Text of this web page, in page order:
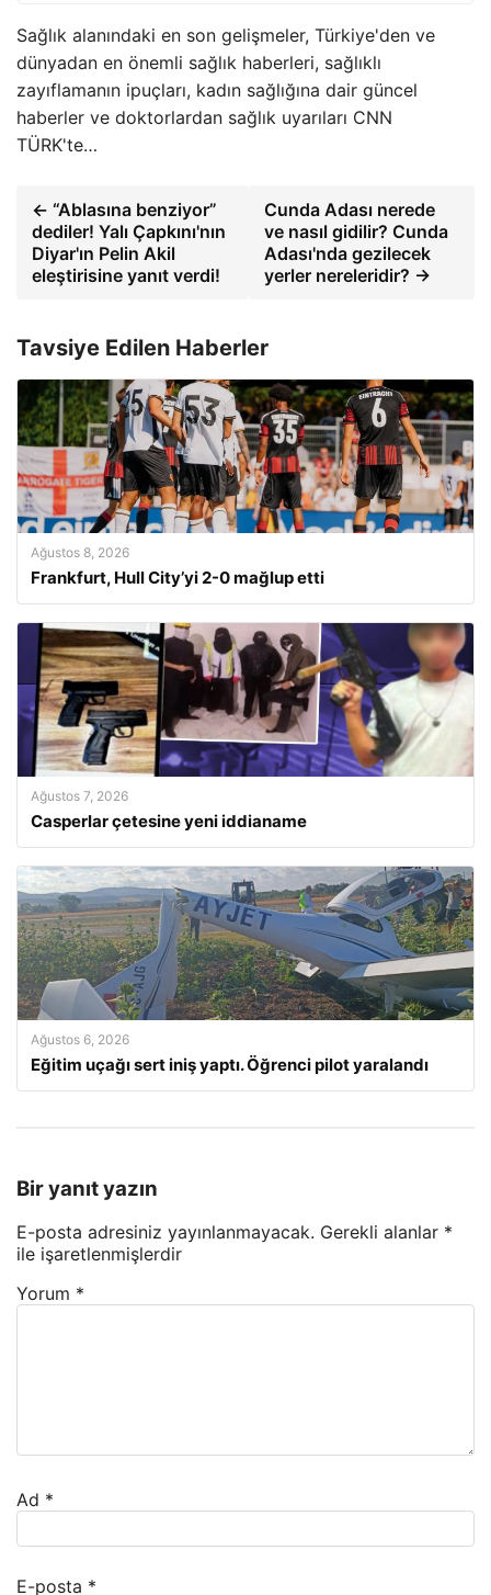
Sağlık alanındaki en son gelişmeler, Türkiye'den ve
dünyadan en önemli sağlık haberleri, sağlıklı
zayıflamanın ipuçları, kadın sağlığına dair güncel
haberler ve doktorlardan sağlık uyarıları CNN
TÜRK'te…
← “Ablasına benziyor”
dediler! Yalı Çapkını'nın
Diyar'ın Pelin Akil
eleştirisine yanıt verdi!
Cunda Adası nerede
ve nasıl gidilir? Cunda
Adası'nda gezilecek
yerler nereleridir? →
Tavsiye Edilen Haberler
Ağustos 8, 2026
Frankfurt, Hull City’yi 2-0 mağlup etti
Ağustos 7, 2026
Casperlar çetesine yeni iddianame
Ağustos 6, 2026
Eğitim uçağı sert iniş yaptı. Öğrenci pilot yaralandı
Bir yanıt yazın
E-posta adresiniz yayınlanmayacak. Gerekli alanlar *
ile işaretlenmişlerdir
Yorum *
Ad *
E-posta *